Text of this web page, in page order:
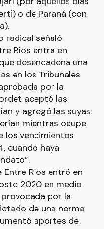
o de Paraná (con
radical señaló
Ríos entra en
desencadena una
en los Tribunales
por la
aceptó las
y agregó las suyas:
mientras ocupe
los vencimientos
cuando haya
Entre Ríos entró en
2020 en medio
por la
de una norma
aportes de